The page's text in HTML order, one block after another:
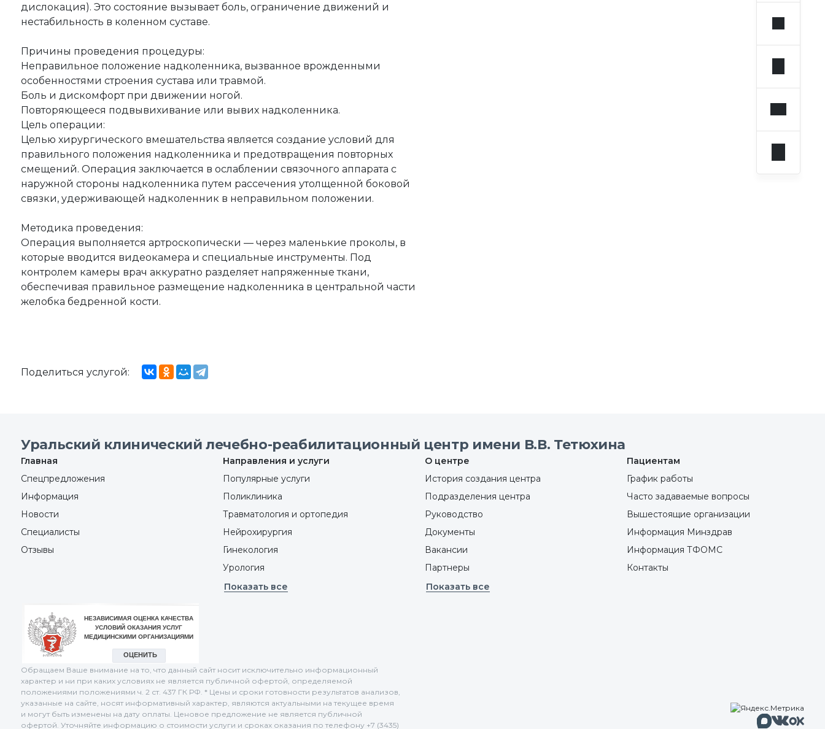
дислокация). Это состояние вызывает боль, ограничение движений и
нестабильность в коленном суставе.
Причины проведения процедуры:
Неправильное положение надколенника, вызванное врожденными
особенностями строения сустава или травмой.
Боль и дискомфорт при движении ногой.
Повторяющееся подвывихивание или вывих надколенника.
Цель операции:
Целью хирургического вмешательства является создание условий для
правильного положения надколенника и предотвращения повторных
смещений. Операция заключается в ослаблении связочного аппарата с
наружной стороны надколенника путем рассечения утолщенной боковой
связки, удерживающей надколенник в неправильном положении.
Методика проведения:
Операция выполняется артроскопически — через маленькие проколы, в
которые вводится видеокамера и специальные инструменты. Под
контролем камеры врач аккуратно разделяет напряженные ткани,
обеспечивая правильное размещение надколенника в центральной части
желобка бедренной кости.
Поделиться услугой:
Уральский клинический лечебно-реабилитационный центр имени В.В. Тетюхина
Главная
Спецпредложения
Информация
Новости
Специалисты
Отзывы
Направления и услуги
Популярные услуги
Поликлиника
Травматология и ортопедия
Нейрохирургия
Гинекология
Урология
Показать все
О центре
История создания центра
Подразделения центра
Руководство
Документы
Вакансии
Партнеры
Показать все
Пациентам
График работы
Часто задаваемые вопросы
Вышестоящие организации
Информация Минздрав
Информация ТФОМС
Контакты
Обращаем Ваше внимание на то, что данный сайт носит исключительно информационный
характер и ни при каких условиях не является публичной офертой, определяемой
положениями положениями ч. 2 ст. 437 ГК РФ. * Цены и сроки готовности результатов анализов,
указанные на сайте, носят информативный характер, являются актуальными на текущее время
и могут быть изменены на дату оплаты. Ценовое предложение не является публичной
офертой. Уточняйте информацию о стоимости услуги и сроках оказания по телефону +7 (3435)
МаксВконтакте